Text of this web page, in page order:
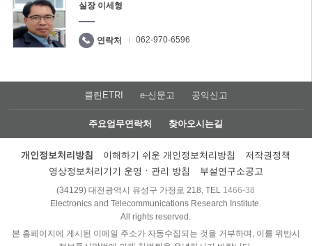
실장 이세형
연락처 062-970-6596
클린ETRI e-신문고 공익신고
주요업무연락처 찾아오시는길
개인정보처리방침 이해하기 쉬운 개인정보처리방침
저작권정책
영상정보처리기기 운영ㆍ관리 방침
부설연구소공고
(34129) 대전광역시 유성구 가정로 218, TEL 1466-38
Electronics and Telecommunications Research Institute.
All rights reserved.
본 홈페이지에 게시된 이메일 주소가 자동수집되는 것을 거부하며, 이를 위반시